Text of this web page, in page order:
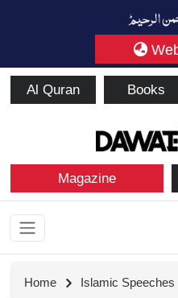
Al Quran Books
Magazine
Home Islamic Speeches